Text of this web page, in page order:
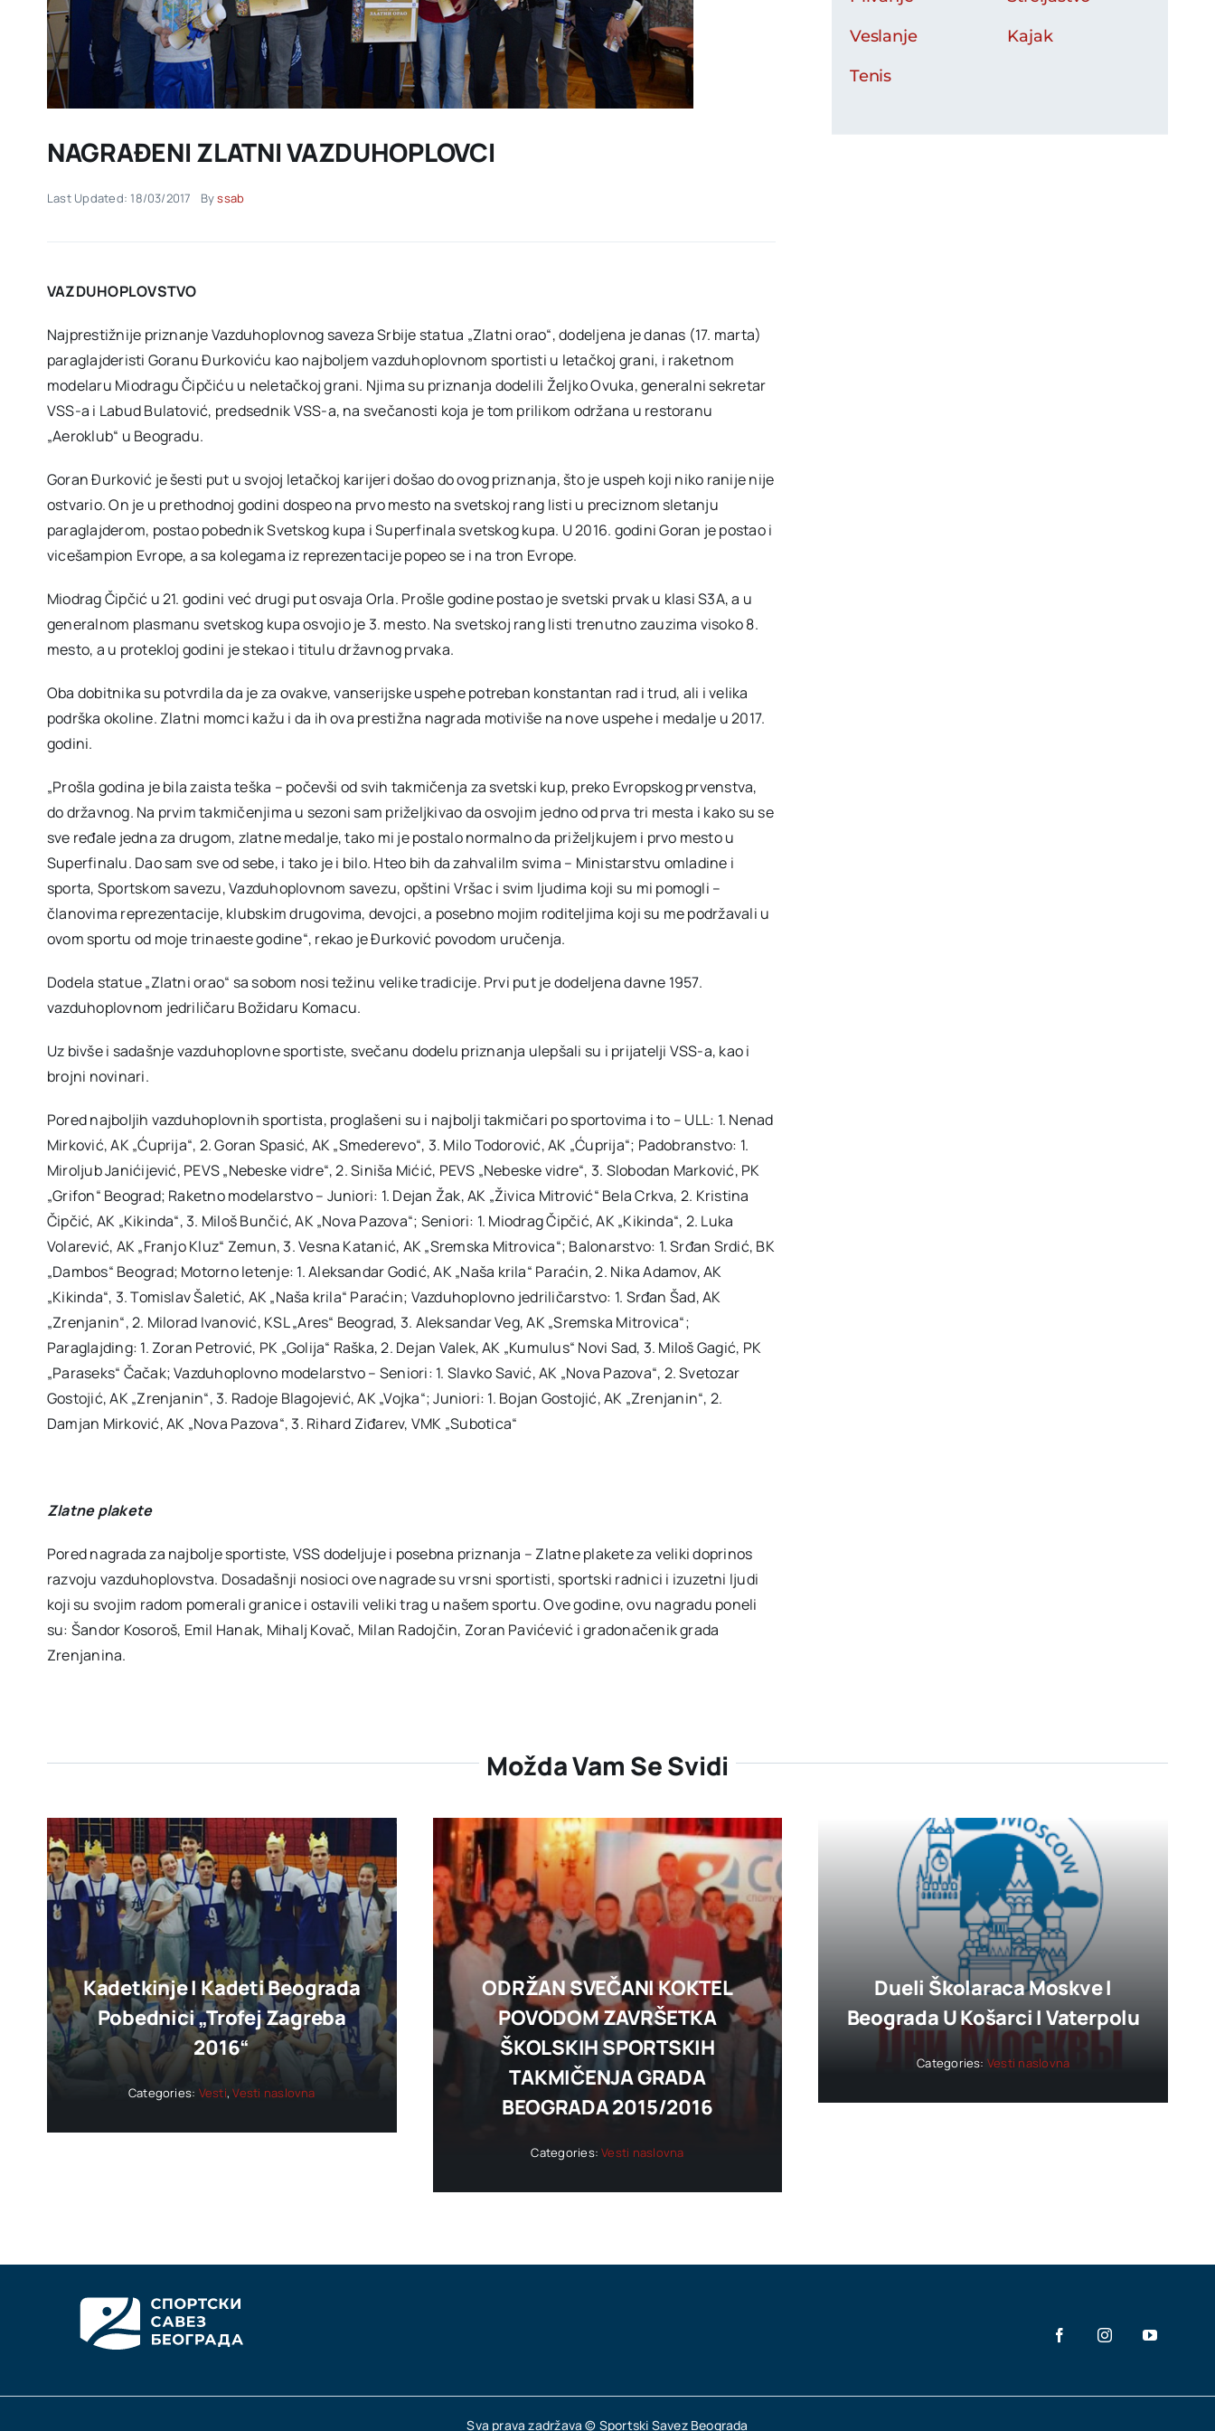
NAGRAĐENI ZLATNI VAZDUHOPLOVCI
Last Updated: 18/03/2017 Byssab
VAZDUHOPLOVSTVO
Najprestižnije priznanje Vazduhoplovnog saveza Srbije statua „Zlatni orao“, dodeljena je danas (17. marta)
paraglajderisti Goranu Đurkoviću kao najboljem vazduhoplovnom sportisti u letačkoj grani, i raketnom
modelaru Miodragu Čipčiću u neletačkoj grani. Njima su priznanja dodelili Željko Ovuka, generalni sekretar
VSS-a i Labud Bulatović, predsednik VSS-a, na svečanosti koja je tom prilikom održana u restoranu
„Aeroklub“ u Beogradu.
Goran Đurković je šesti put u svojoj letačkoj karijeri došao do ovog priznanja, što je uspeh koji niko ranije nije
ostvario. On je u prethodnoj godini dospeo na prvo mesto na svetskoj rang listi u preciznom sletanju
paraglajderom, postao pobednik Svetskog kupa i Superfinala svetskog kupa. U 2016. godini Goran je postao i
vicešampion Evrope, a sa kolegama iz reprezentacije popeo se i na tron Evrope.
Miodrag Čipčić u 21. godini već drugi put osvaja Orla. Prošle godine postao je svetski prvak u klasi S3A, a u
generalnom plasmanu svetskog kupa osvojio je 3. mesto. Na svetskoj rang listi trenutno zauzima visoko 8.
mesto, a u protekloj godini je stekao i titulu državnog prvaka.
Oba dobitnika su potvrdila da je za ovakve, vanserijske uspehe potreban konstantan rad i trud, ali i velika
podrška okoline. Zlatni momci kažu i da ih ova prestižna nagrada motiviše na nove uspehe i medalje u 2017.
godini.
„Prošla godina je bila zaista teška – počevši od svih takmičenja za svetski kup, preko Evropskog prvenstva,
do državnog. Na prvim takmičenjima u sezoni sam priželjkivao da osvojim jedno od prva tri mesta i kako su se
sve ređale jedna za drugom, zlatne medalje, tako mi je postalo normalno da priželjkujem i prvo mesto u
Superfinalu. Dao sam sve od sebe, i tako je i bilo. Hteo bih da zahvalilm svima – Ministarstvu omladine i
sporta, Sportskom savezu, Vazduhoplovnom savezu, opštini Vršac i svim ljudima koji su mi pomogli –
članovima reprezentacije, klubskim drugovima, devojci, a posebno mojim roditeljima koji su me podržavali u
ovom sportu od moje trinaeste godine“, rekao je Đurković povodom uručenja.
Dodela statue „Zlatni orao“ sa sobom nosi težinu velike tradicije. Prvi put je dodeljena davne 1957.
vazduhoplovnom jedriličaru Božidaru Komacu.
Uz bivše i sadašnje vazduhoplovne sportiste, svečanu dodelu priznanja ulepšali su i prijatelji VSS-a, kao i
brojni novinari.
Pored najboljih vazduhoplovnih sportista, proglašeni su i najbolji takmičari po sportovima i to – ULL: 1. Nenad
Mirković, AK „Ćuprija“, 2. Goran Spasić, AK „Smederevo“, 3. Milo Todorović, AK „Ćuprija“; Padobranstvo: 1.
Miroljub Janićijević, PEVS „Nebeske vidre“, 2. Siniša Mićić, PEVS „Nebeske vidre“, 3. Slobodan Marković, PK
„Grifon“ Beograd; Raketno modelarstvo – Juniori: 1. Dejan Žak, AK „Živica Mitrović“ Bela Crkva, 2. Kristina
Čipčić, AK „Kikinda“, 3. Miloš Bunčić, AK „Nova Pazova“; Seniori: 1. Miodrag Čipčić, AK „Kikinda“, 2. Luka
Volarević, AK „Franjo Kluz“ Zemun, 3. Vesna Katanić, AK „Sremska Mitrovica“; Balonarstvo: 1. Srđan Srdić, BK
„Dambos“ Beograd; Motorno letenje: 1. Aleksandar Godić, AK „Naša krila“ Paraćin, 2. Nika Adamov, AK
„Kikinda“, 3. Tomislav Šaletić, AK „Naša krila“ Paraćin; Vazduhoplovno jedriličarstvo: 1. Srđan Šad, AK
„Zrenjanin“, 2. Milorad Ivanović, KSL „Ares“ Beograd, 3. Aleksandar Veg, AK „Sremska Mitrovica“;
Paraglajding: 1. Zoran Petrović, PK „Golija“ Raška, 2. Dejan Valek, AK „Kumulus“ Novi Sad, 3. Miloš Gagić, PK
„Paraseks“ Čačak; Vazduhoplovno modelarstvo – Seniori: 1. Slavko Savić, AK „Nova Pazova“, 2. Svetozar
Gostojić, AK „Zrenjanin“, 3. Radoje Blagojević, AK „Vojka“; Juniori: 1. Bojan Gostojić, AK „Zrenjanin“, 2.
Damjan Mirković, AK „Nova Pazova“, 3. Rihard Ziđarev, VMK „Subotica“
Zlatne plakete
Pored nagrada za najbolje sportiste, VSS dodeljuje i posebna priznanja – Zlatne plakete za veliki doprinos
razvoju vazduhoplovstva. Dosadašnji nosioci ove nagrade su vrsni sportisti, sportski radnici i izuzetni ljudi
koji su svojim radom pomerali granice i ostavili veliki trag u našem sportu. Ove godine, ovu nagradu poneli
su: Šandor Kosoroš, Emil Hanak, Mihalj Kovač, Milan Radojčin, Zoran Pavićević i gradonačenik grada
Zrenjanina.
Veslanje
Kajak
Tenis
Možda Vam Se Svidi
Kadetkinje I Kadeti Beograda
Pobednici „trofej Zagreba
2016“
Categories: Vesti,Vesti naslovna
ODRŽAN SVEČANI KOKTEL
POVODOM ZAVRŠETKA
ŠKOLSKIH SPORTSKIH
TAKMIČENJA GRADA
BEOGRADA 2015/2016
Categories:Vesti naslovna
Dueli Školaraca Moskve I
Beograda U Košarci I Vaterpolu
Categories: Vesti naslovna
Sva prava zadržava © Sportski Savez Beograda